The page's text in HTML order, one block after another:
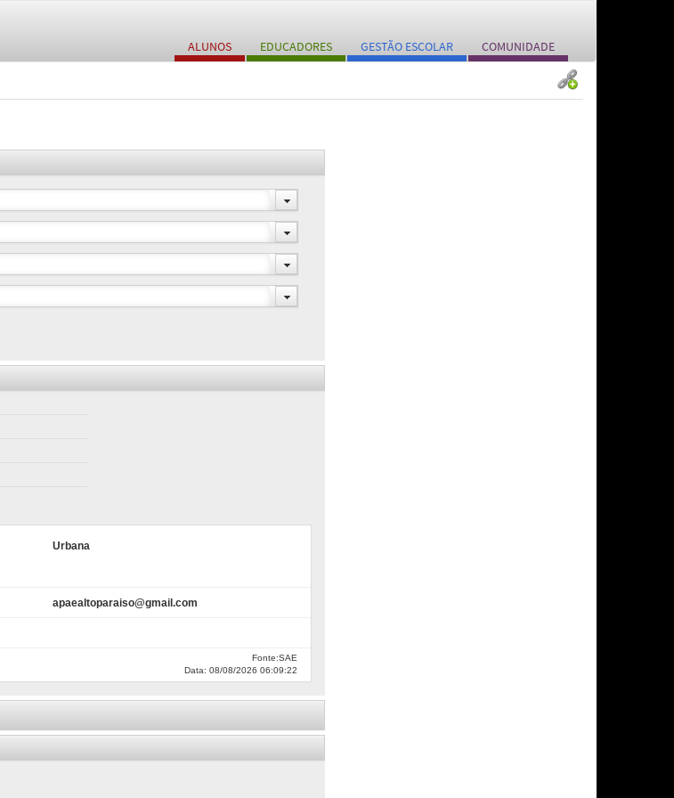
ALUNOS EDUCADORES GESTÃO ESCOLAR COMUNIDADE
Urbana
apaealtoparaiso@gmail.com
Fonte:SAE
Data: 08/08/2026 06:09:22